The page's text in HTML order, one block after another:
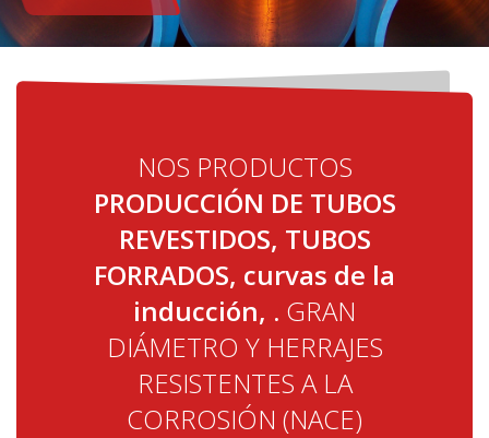
NOS PRODUCTOS
PRODUCCIÓN DE TUBOS
REVESTIDOS, TUBOS
FORRADOS, curvas de la
inducción, . GRAN
DIÁMETRO Y HERRAJES
RESISTENTES A LA
CORROSIÓN (NACE)